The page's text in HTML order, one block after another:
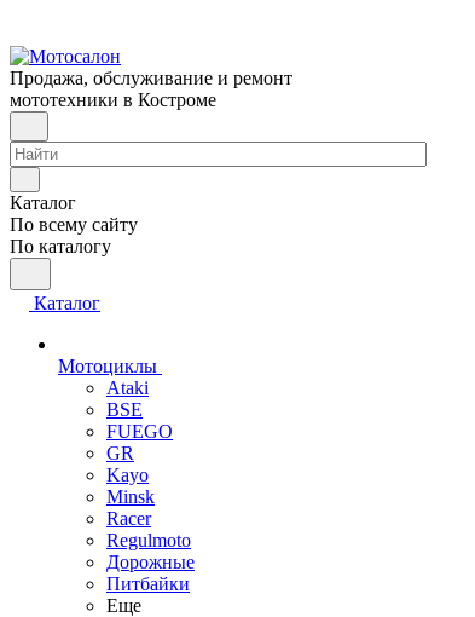
Продажа, обслуживание и ремонт
мототехники в Костроме
Каталог
По всему сайту
По каталогу
Каталог
Мотоциклы
Ataki
BSE
FUEGO
GR
Kayo
Minsk
Racer
Regulmoto
Дорожные
Питбайки
Еще